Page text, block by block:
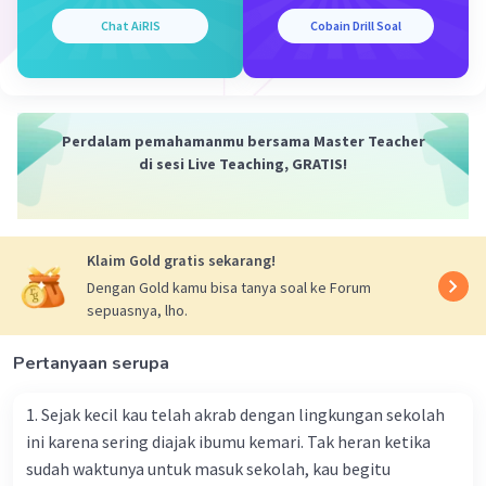
memberikan kepercayaan, dan menciptakan suasana
aman. Akan tetapi di lain pihak, guru harus memberikan
tugas, mendorong siswa/siswi untuk mencapai tujuan,
demikian, kepribadian seorang guru seolah-olah terbagi
menjadi 2 bagian. Di satu pihak bersifat empati, di pihak
lain bersifat kritis, di satu pihak menerima, di lain pihak
Dengan perkataan lain, Seorang guru harus mampu
secara berlainan sesuai dengan situasi dan kondisi yang
di hadapi. Mendidik, mengajar, dan melatih anak didik
adalah tugas guru sebagai suatu profesi dan itu tidak lah
mudah.
Beri Rating · 5.0 (1 Balas
Chat AiRIS Cobain Drill Soal
Perdalam pemahamanmu bersama Master Teacher
di sesi Live Teaching, GRATIS!
Klaim Gold gratis sekarang!
Dengan Gold kamu bisa tanya soal ke Forum
sepuasnya, lho.
Pertanyaan serupa
1. Sejak kecil kau telah akrab dengan lingkungan sekolah
ini karena sering diajak ibumu kemari. Tak heran ketika
sudah waktunya untuk masuk sekolah, kau begitu